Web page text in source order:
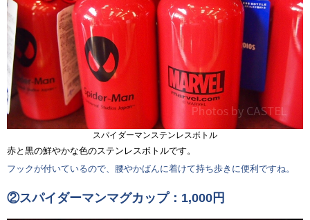
スパイダーマンステンレスボトル
赤と黒の鮮やかな色のステンレスボトルです。
フックが付いているので、腰やかばんに着けて持ち歩きに便利ですね。
②スパイダーマンマグカップ：1,000円